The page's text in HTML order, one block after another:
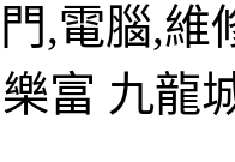
,電腦,
富 九龍